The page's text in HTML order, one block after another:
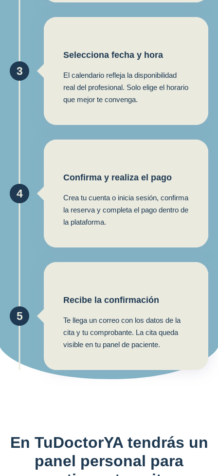
Selecciona fecha y hora
El calendario refleja la disponibilidad
real del profesional. Solo elige el horario
que mejor te convenga.
3
Confirma y realiza el pago
Crea tu cuenta o inicia sesión, confirma
la reserva y completa el pago dentro de
la plataforma.
4
Recibe la confirmación
Te llega un correo con los datos de la
cita y tu comprobante. La cita queda
visible en tu panel de paciente.
5
En TuDoctorYA tendrás un
panel personal para